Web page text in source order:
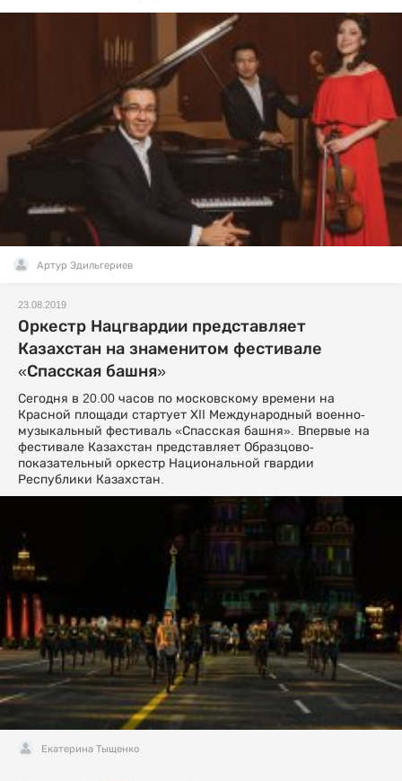
Артур Эдильгериев
23.08.2019
Оркестр Нацгвардии представляет
Казахстан на знаменитом фестивале
«Спасская башня»
Сегодня в 20.00 часов по московскому времени на
Красной площади стартует ХII Международный военно-
музыкальный фестиваль «Спасская башня». Впервые на
фестивале Казахстан представляет Образцово-
показательный оркестр Национальной гвардии
Республики Казахстан.
Екатерина Тыщенко